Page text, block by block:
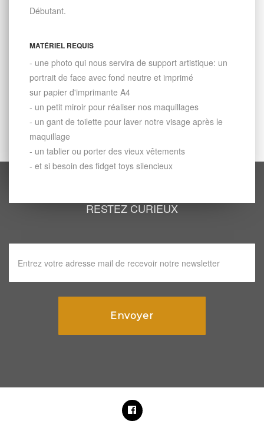
Débutant.
MATÉRIEL REQUIS
- une photo qui nous servira de support artistique: un
portrait de face avec fond neutre et imprimé
sur papier d'imprimante A4
- un petit miroir pour réaliser nos maquillages
- un gant de toilette pour laver notre visage après le
maquillage
- un tablier ou porter des vieux vêtements
- et si besoin des fidget toys silencieux
RESTEZ CURIEUX